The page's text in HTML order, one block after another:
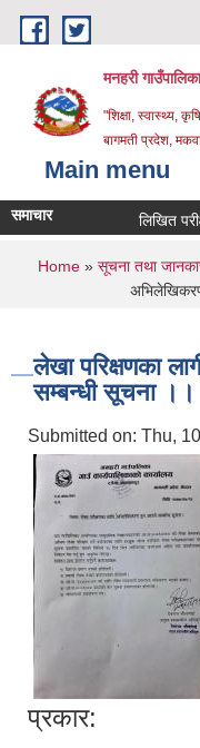
Skip to main content
मनहरी गाउँपालिका
"शिक्षा, स्वास्थ्य,
बागमती प्रदेश,
Main menu
समाचार लिखित
You are
Home » सूचना तथा
लेखा परिक्षणका
सम्बन्धी सूचना ।।
Submitted on: Thu,
प्रकार: